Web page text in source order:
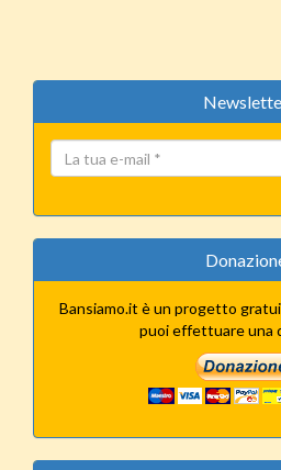
Bansiamo.it è un progetto
puoi effettuare una